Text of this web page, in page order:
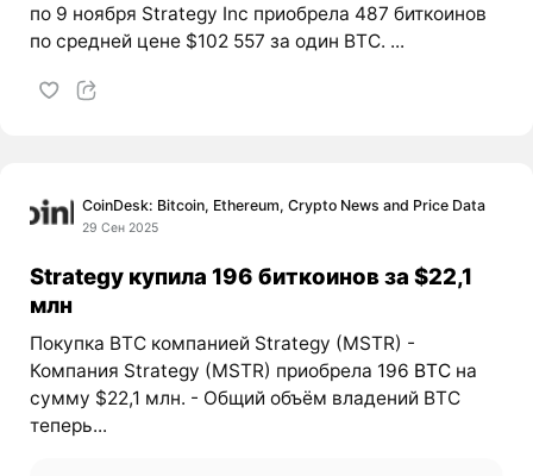
по 9 ноября Strategy Inc приобрела 487 биткоинов
по средней цене $102 557 за один BTC. ...
CoinDesk: Bitcoin, Ethereum, Crypto News and Price Data
29 Сен 2025
Strategy купила 196 биткоинов за $22,1
млн
Покупка BTC компанией Strategy (MSTR) -
Компания Strategy (MSTR) приобрела 196 BTCна
сумму $22,1 млн. - Общий объём владений BTC
теперь...